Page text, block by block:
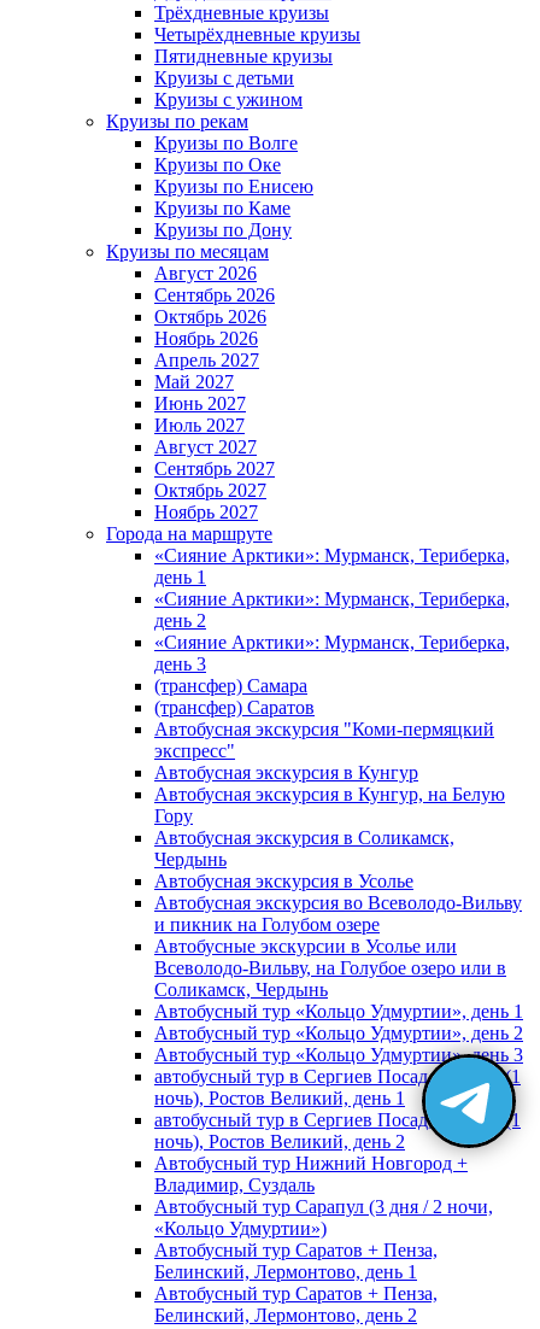
Трёхдневные круизы
Четырёхдневные круизы
Пятидневные круизы
Круизы с детьми
Круизы с ужином
Круизы по рекам
Круизы по Волге
Круизы по Оке
Круизы по Енисею
Круизы по Каме
Круизы по Дону
Круизы по месяцам
Август 2026
Сентябрь 2026
Октябрь 2026
Ноябрь 2026
Апрель 2027
Май 2027
Июнь 2027
Июль 2027
Август 2027
Сентябрь 2027
Октябрь 2027
Ноябрь 2027
Города на маршруте
«Сияние Арктики»: Мурманск, Териберка,
день 1
«Сияние Арктики»: Мурманск, Териберка,
день 2
«Сияние Арктики»: Мурманск, Териберка,
день 3
(трансфер) Самара
(трансфер) Саратов
Автобусная экскурсия "Коми-пермяцкий
экспресс"
Автобусная экскурсия в Кунгур
Автобусная экскурсия в Кунгур, на Белую
Гору
Автобусная экскурсия в Соликамск,
Чердынь
Автобусная экскурсия в Усолье
Автобусная экскурсия во Всеволодо-Вильву
и пикник на Голубом озере
Автобусные экскурсии в Усолье или
Всеволодо-Вильву, на Голубое озеро или в
Соликамск, Чердынь
Автобусный тур «Кольцо Удмуртии», день 1
Автобусный тур «Кольцо Удмуртии», день 2
Автобусный тур «Кольцо Удмуртии», день 3
автобусный тур в Сергиев Посад, Москву (1
ночь), Ростов Великий, день 1
автобусный тур в Сергиев Посад, Москву (1
ночь), Ростов Великий, день 2
Автобусный тур Нижний Новгород +
Владимир, Суздаль
Автобусный тур Сарапул (3 дня / 2 ночи,
«Кольцо Удмуртии»)
Автобусный тур Саратов + Пенза,
Белинский, Лермонтово, день 1
Автобусный тур Саратов + Пенза,
Белинский, Лермонтово, день 2